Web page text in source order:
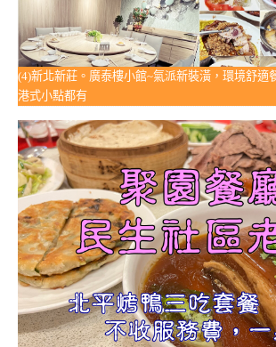
(4)新北新莊。廣泰樓小館~氣派新裝潢，環境舒適
港式小點都有